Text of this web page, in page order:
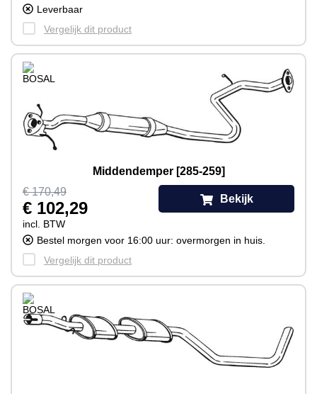
Leverbaar
Vergelijk dit product
Middendemper [285-259]
€ 170,49
€ 102,29
incl. BTW
Bekijk
Bestel morgen voor 16:00 uur: overmorgen in huis.
Vergelijk dit product